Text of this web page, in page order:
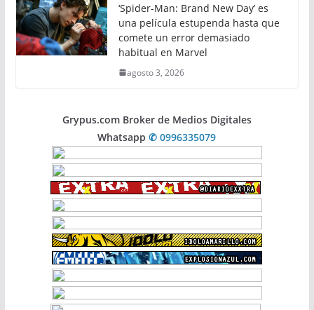
‘Spider-Man: Brand New Day’ es
una película estupenda hasta que
comete un error demasiado
habitual en Marvel
agosto 3, 2026
Grypus.com Broker de Medios Digitales
Whatsapp✆ 0996335079